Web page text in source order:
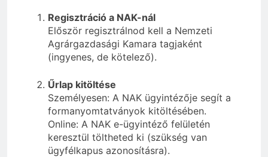
Regisztráció a NAK-nál
Először regisztrálnod kell a Nemzeti
Agrárgazdasági Kamara tagjaként
(ingyenes, de kötelező).
Űrlap kitöltése
Személyesen: A NAK ügyintézője segít a
formanyomtatványok kitöltésében.
Online: A NAK e-ügyintéző felületén
keresztül töltheted ki (szükség van
ügyfélkapus azonosításra).